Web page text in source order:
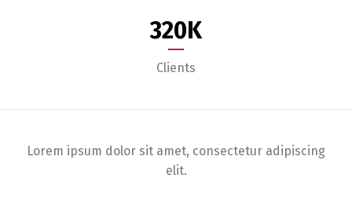
320K
Clients
Lorem ipsum dolor sit amet, consectetur adipiscing
elit.